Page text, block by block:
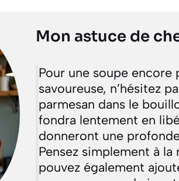
Mon astuce de
Pour une soupe encore
savoureuse, n’hésitez
parmesan dans le
fondra lentement en
donneront une
Pensez simplement à
pouvez également